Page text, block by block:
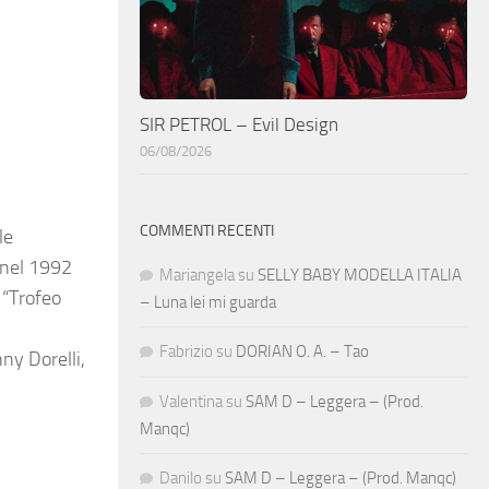
1992
Dorelli,
SIR PETROL – Evil Design
06/08/2026
COMMENTI RECENTI
Mariangela su SELLY BABY MODELLA ITALIA
– Luna lei mi guarda
Fabrizio su DORIAN O. A. – Tao
Valentina su SAM D – Leggera – (Prod.
Manqc)
Danilo su SAM D – Leggera – (Prod. Manqc)